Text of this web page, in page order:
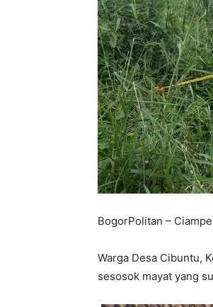
BogorPolitan –
Warga Desa Cibuntu,
sesosok mayat yang